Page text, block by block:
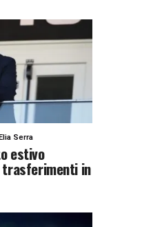
Serra
estivo
trasferimenti in